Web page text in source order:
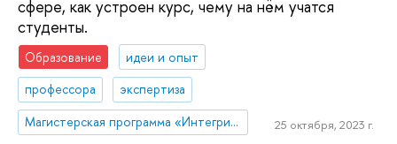
сфере, как устроен курс, чему на нём учатся
студенты.
Образование
идеи и опыт
профессора
экспертиза
Магистерская программа «Интегрированные коммуникации»
25 октября, 2023 г.